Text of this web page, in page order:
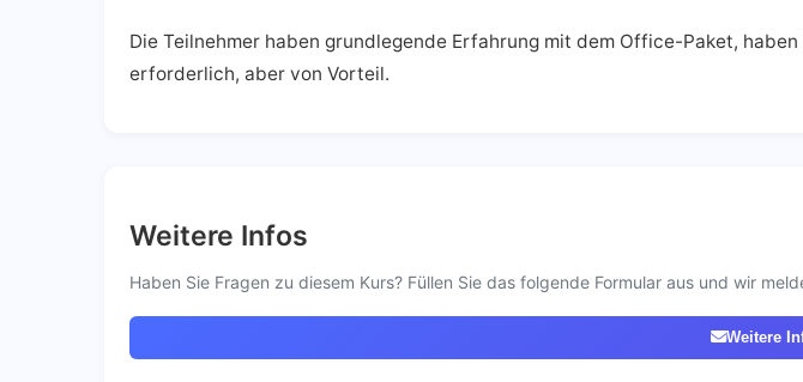
Die Teilnehmer haben grundlegende Erfahrung mit dem Office-Paket,
erforderlich, aber von Vorteil.
Weitere Infos
Haben Sie Fragen zu diesem Kurs? Füllen Sie das folgende Formular aus und wir
Weitere